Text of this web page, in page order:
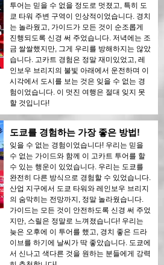
투어는 믿을 수 없을 정도로 멋졌고, 특히 도
쿄 타워 주변 구역이 인상적이었습니다. 경치
는 놀라웠고, 가이드가 모든 것이 순조롭게
진행되도록 신경 써 주었습니다. 저녁에는 조
금 쌀쌀했지만, 그게 우리를 방해하지는 않았
습니다. 고카트 경험은 정말 재미있었고, 레
인보우 브리지의 불빛 아래에서 운전하며 이
시각에서 도시를 보는 것은 잊을 수 없는 경
험이었습니다. 이 멋진 여행은 절대 잊지 못
할 것입니다!
도쿄를 경험하는 가장 좋은 방법!
잊을 수 없는 경험이었습니다! 우리는 믿을
수 없는 가이드와 함께 이 고카트 투어를 할
수 있는 행운이 있었습니다. 우리는 도쿄를
완전히 다른 방식으로 경험할 수 있었습니다.
산업 지구에서 도쿄 타워와 레인보우 브리지
의 숨막히는 전망까지, 정말 놀라웠습니다.
가이드는 모든 것이 안전하도록 신경 써 주었
지만, 스릴은 정말로 느껴졌습니다! 우리는
늦은 오후에 이 투어를 했고, 경치 좋은 드라
이브를 하기에 날씨가 딱 좋았습니다. 도쿄에
서 신나고 색다른 것을 원하는 분들에게 강력